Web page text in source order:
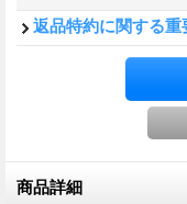
返品特約に関する重
商品詳細